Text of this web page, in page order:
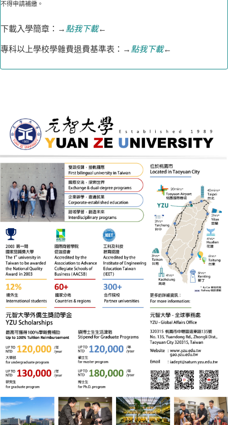
不得申請補繳。
下載入學簡章：→ 點我下載←
專科以上學校學雜費退費基準表：→ 點我下載←